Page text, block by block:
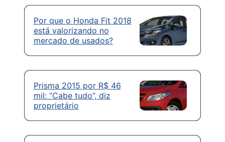
Por que o Honda Fit 2018
está valorizando no
mercado de usados?
Prisma 2015 por R$ 46
mil: “Cabe tudo”, diz
proprietário